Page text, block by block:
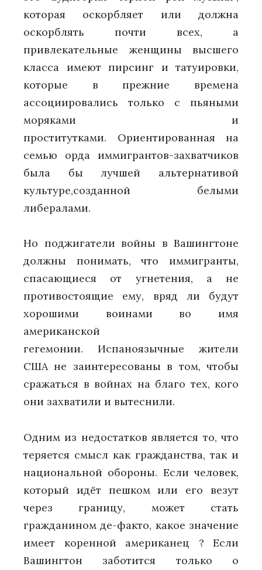
которая оскорбляет или должна
оскорблять почти всех, а
привлекательные женщины высшего
класса имеют пирсинг и татуировки,
которые в прежние времена
ассоциировались только с пьяными
моряками и
проститутками. Ориентированная на
семью орда иммигрантов-захватчиков
была бы лучшей альтернативой
культуре,созданной белыми
либералами.
Но поджигатели войны в Вашингтоне
должны понимать, что иммигранты,
спасающиеся от угнетения, а не
противостоящие ему, вряд ли будут
хорошими воинами во имя
американской
гегемонии. Испаноязычные жители
США не заинтересованы в том, чтобы
сражаться в войнах на благо тех, кого
они захватили и вытеснили.
Одним из недостатков является то, что
теряется смысл как гражданства, так и
национальной обороны. Если человек,
который идёт пешком или его везут
через границу, может стать
гражданином де-факто, какое значение
имеет коренной американец ? Если
Вашингтон заботится только о